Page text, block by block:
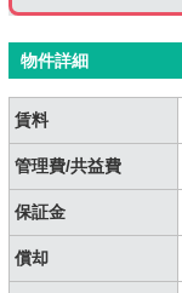
物件詳細
賃料
管理費/共益費
保証金
償却